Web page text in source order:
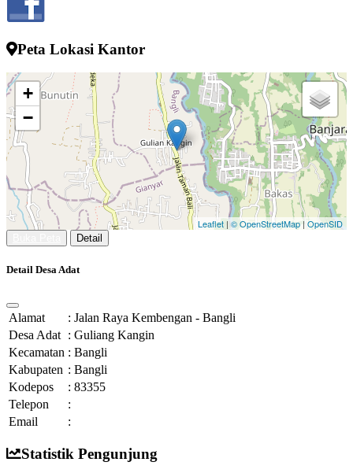
Peta Lokasi Kantor
+
−
Leaflet | © OpenStreetMap |OpenSID
Detail
Detail Desa Adat
Alamat : Jalan Raya Kembengan - Bangli
Desa Adat : Guliang Kangin
Kecamatan : Bangli
Kabupaten : Bangli
Kodepos
: 83355
Telepon
:
Email
:
Statistik Pengunjung